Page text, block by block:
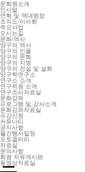
문화원소개
인사말
연혁 및 역대원장
조직도/이사회
주요사업
오시는길
문화/역사
양구의 역사
양구의 인물
양구의 문화
양구의 지명
양구의 전설 및 설화
양구학연구소
연구소 소개
연구위원 소개
연구조사자료실
문화강좌
프로그램 및 강사소개
문화강좌자료실
수강신청
커뮤니티
공지사항
월간행사일정
포토갤러리
자료실
문의사항
회원 자유게시판
동영상자료실